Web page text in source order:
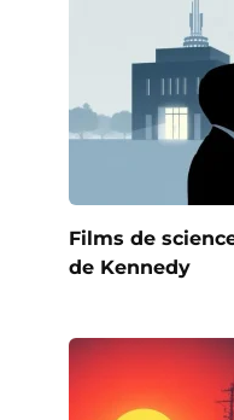
Films de
de Kennedy